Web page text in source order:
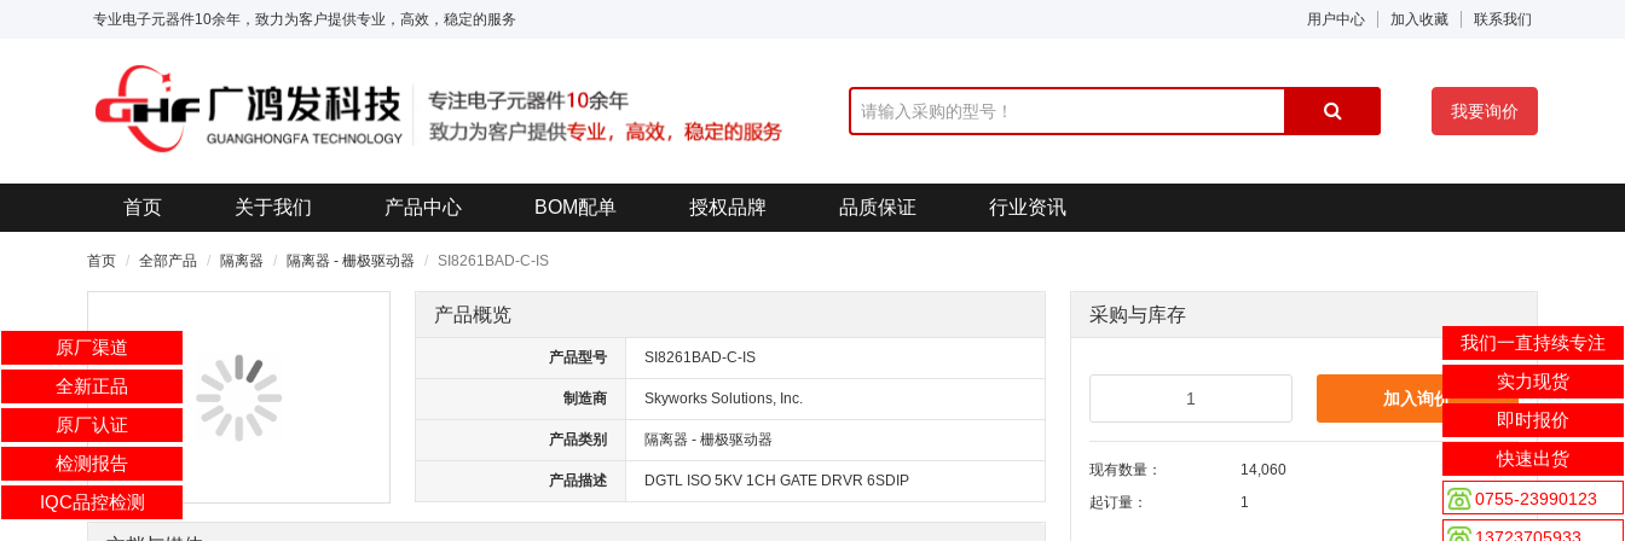
专业电子元器件10余年，致力为客户提供专业，高效，稳定的服务 用户中心 加入收藏 联系我们
我要询价
首页 关于我们 产品中心 BOM配单 授权品牌 品质保证 行业资讯
首页 全部产品 隔离器 隔离器 - 栅极驱动器 SI8261BAD-C-IS
产品概览
产品型号 SI8261BAD-C-IS
制造商 Skyworks Solutions, Inc.
产品类别 隔离器 - 栅极驱动器
产品描述 DGTL ISO 5KV 1CH GATE DRVR 6SDIP
采购与库存
加入询价
现有数量：
14,060
起订量：
1
我们一直持续专注
实力现货
即时报价
快速出货
0755-23990123
原厂渠道
全新正品
原厂认证
检测报告
IQC品控检测